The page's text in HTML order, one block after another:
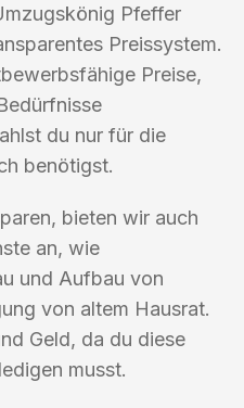
Pfeffer
Preissystem.
Preise,
du nur für die
benötigst.
bieten wir auch
an, wie
und Aufbau von
von altem Hausrat.
Geld, da du diese
musst.